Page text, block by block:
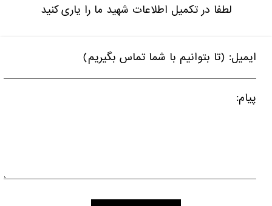
لطفا در تکمیل اطلاعات شهید ما را یاری کنید
ایمیل: (تا بتوانیم با شما تماس بگیریم)
پیام: